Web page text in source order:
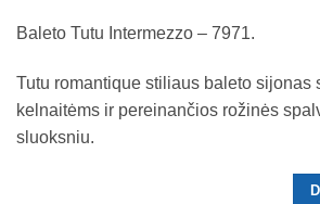
Baleto Tutu Intermezzo – 7971.
Tutu romantique stiliaus baleto sijonas
kelnaitėms ir pereinančios rožinės
sluoksniu.